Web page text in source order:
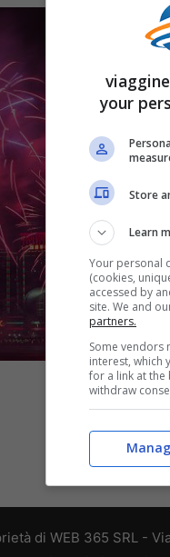
di WEB 365 SRL -
your
Store
Learn
Your personal
(cookies,
accessed by
site. We and
partners.
Some vendors
interest, which
for a link at
withdraw